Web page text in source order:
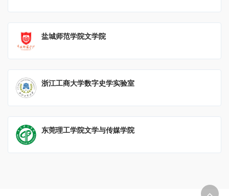
盐城师范学院文学院
浙江工商大学数字史学实验室
东莞理工学院文学与传媒学院